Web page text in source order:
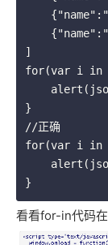
]
for(var i in
}
//正确
for(var i in
}
看看for-in代码在